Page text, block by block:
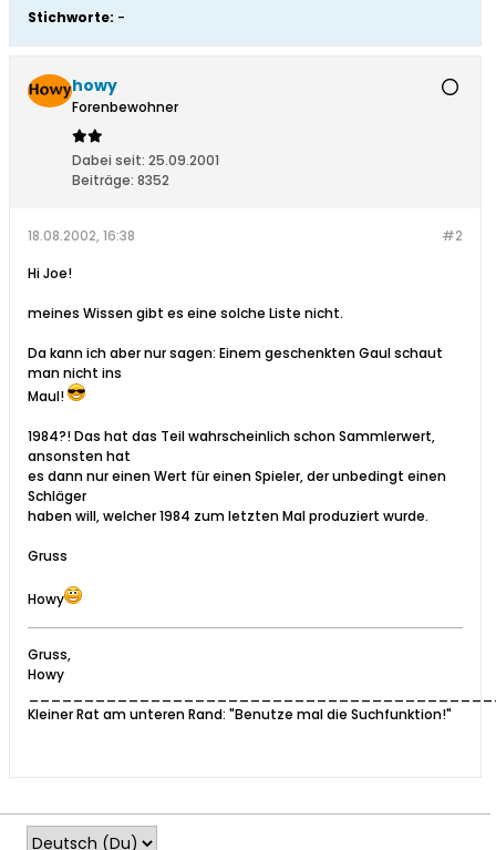
Stichworte: -
howy
Forenbewohner
Dabei seit: 25.09.2001
Beiträge: 8352
#2
18.08.2002, 16:38
Hi Joe!
meines Wissen gibt es eine solche Liste nicht.
Da kann ich aber nur sagen: Einem geschenkten Gaul schaut
man nicht ins
Maul!
1984?! Das hat das Teil wahrscheinlich schon Sammlerwert,
ansonsten hat
es dann nur einen Wert für einen Spieler, der unbedingt einen
Schläger
haben will, welcher 1984 zum letzten Mal produziert wurde.
Gruss
Howy
Gruss,
Howy
Kleiner Rat am unteren Rand: "Benutze mal die Suchfunktion!"